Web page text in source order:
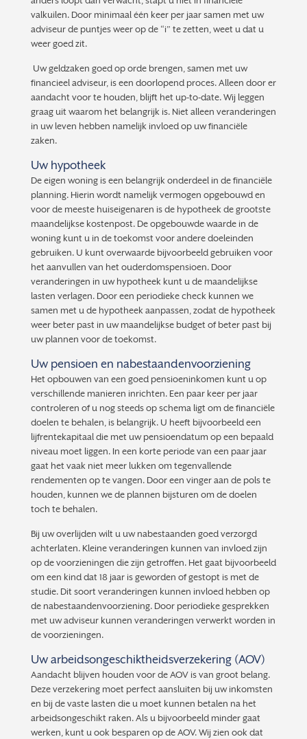
valkuilen. Door minimaal één keer per jaar samen met uw
adviseur de puntjes weer op de “i” te zetten, weet u dat u
weer goed zit.
Uw geldzaken goed op orde brengen, samen met uw
financieel adviseur, is een doorlopend proces. Alleen door er
aandacht voor te houden, blijft het up-to-date. Wij leggen
graag uit waarom het belangrijk is. Niet alleen veranderingen
in uw leven hebben namelijk invloed op uw financiële
zaken.
Uw hypotheek
De eigen woning is een belangrijk onderdeel in de financiële
planning. Hierin wordt namelijk vermogen opgebouwd en
voor de meeste huiseigenaren is de hypotheek de grootste
maandelijkse kostenpost. De opgebouwde waarde in de
woning kunt u in de toekomst voor andere doeleinden
gebruiken. U kunt overwaarde bijvoorbeeld gebruiken voor
het aanvullen van het ouderdomspensioen. Door
veranderingen in uw hypotheek kunt u de maandelijkse
lasten verlagen. Door een periodieke check kunnen we
samen met u de hypotheek aanpassen, zodat de hypotheek
weer beter past in uw maandelijkse budget of beter past bij
uw plannen voor de toekomst.
Uw pensioen en nabestaandenvoorziening
Het opbouwen van een goed pensioeninkomen kunt u op
verschillende manieren inrichten. Een paar keer per jaar
controleren of u nog steeds op schema ligt om de financiële
doelen te behalen, is belangrijk. U heeft bijvoorbeeld een
lijfrentekapitaal die met uw pensioendatum op een bepaald
niveau moet liggen. In een korte periode van een paar jaar
gaat het vaak niet meer lukken om tegenvallende
rendementen op te vangen. Door een vinger aan de pols te
houden, kunnen we de plannen bijsturen om de doelen
toch te behalen.
Bij uw overlijden wilt u uw nabestaanden goed verzorgd
achterlaten. Kleine veranderingen kunnen van invloed zijn
op de voorzieningen die zijn getroffen. Het gaat bijvoorbeeld
om een kind dat 18 jaar is geworden of gestopt is met de
studie. Dit soort veranderingen kunnen invloed hebben op
de nabestaandenvoorziening. Door periodieke gesprekken
met uw adviseur kunnen veranderingen verwerkt worden in
de voorzieningen.
Uw arbeidsongeschiktheidsverzekering (AOV)
Aandacht blijven houden voor de AOV is van groot belang.
Deze verzekering moet perfect aansluiten bij uw inkomsten
en bij de vaste lasten die u moet kunnen betalen na het
arbeidsongeschikt raken. Als u bijvoorbeeld minder gaat
werken, kunt u ook besparen op de AOV. Wij zien ook dat